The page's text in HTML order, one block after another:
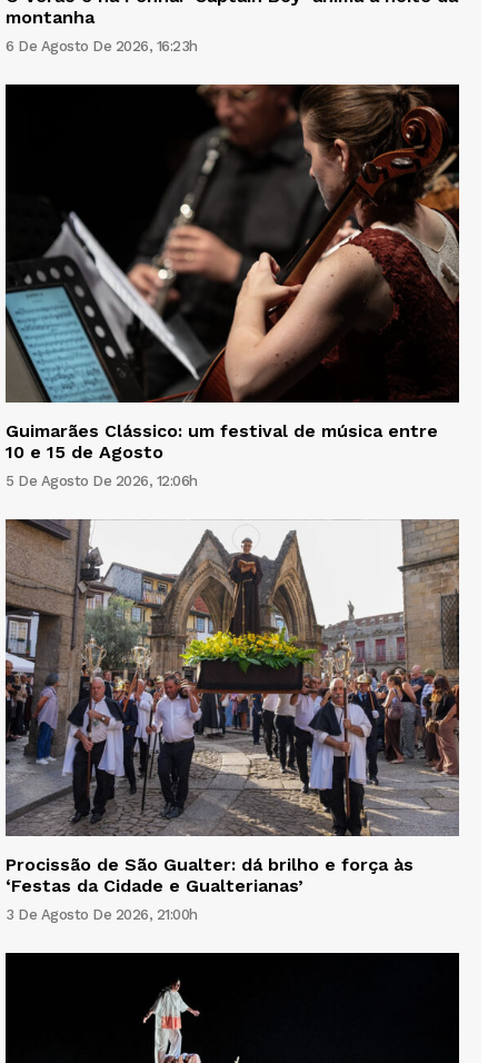
montanha
6 De Agosto De 2026, 16:23h
Guimarães Clássico: um festival de música entre
10 e 15 de Agosto
5 De Agosto De 2026, 12:06h
Procissão de São Gualter: dá brilho e força às
‘Festas da Cidade e Gualterianas’
3 De Agosto De 2026, 21:00h